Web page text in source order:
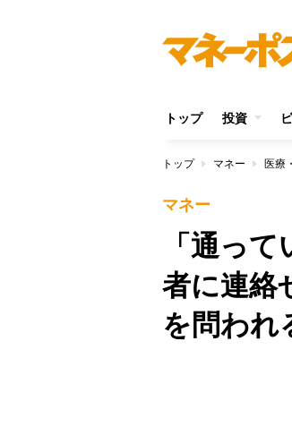
トップ 投資
トップ マネー 医療
マネー
「通っ
者に連絡
を問われ